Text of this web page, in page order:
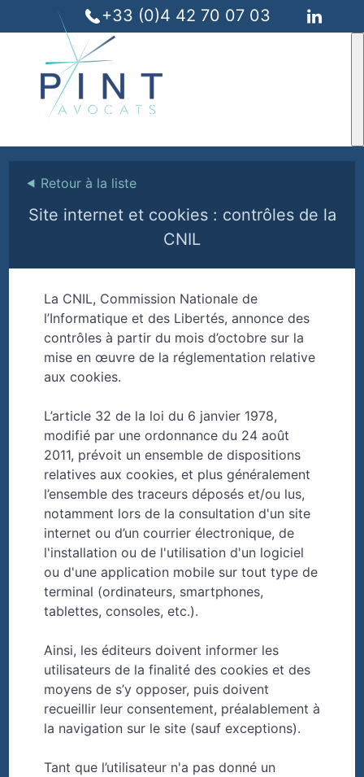
+33 (0)4 42 70 07 03
⯇ Retour à la liste
Site internet et cookies : contrôles de la
CNIL
La CNIL, Commission Nationale de
l’Informatique et des Libertés, annonce des
contrôles à partir du mois d’octobre sur la
mise en œuvre de la réglementation relative
aux cookies.
L’article 32 de la loi du 6 janvier 1978,
modifié par une ordonnance du 24 août
2011, prévoit un ensemble de dispositions
relatives aux cookies, et plus généralement
l’ensemble des traceurs déposés et/ou lus,
notamment lors de la consultation d'un site
internet ou d’un courrier électronique, de
l'installation ou de l'utilisation d'un logiciel
ou d'une application mobile sur tout type de
terminal (ordinateurs, smartphones,
tablettes, consoles, etc.).
Ainsi, les éditeurs doivent informer les
utilisateurs de la finalité des cookies et des
moyens de s’y opposer, puis doivent
recueillir leur consentement, préalablement à
la navigation sur le site (sauf exceptions).
Tant que l’utilisateur n'a pas donné un